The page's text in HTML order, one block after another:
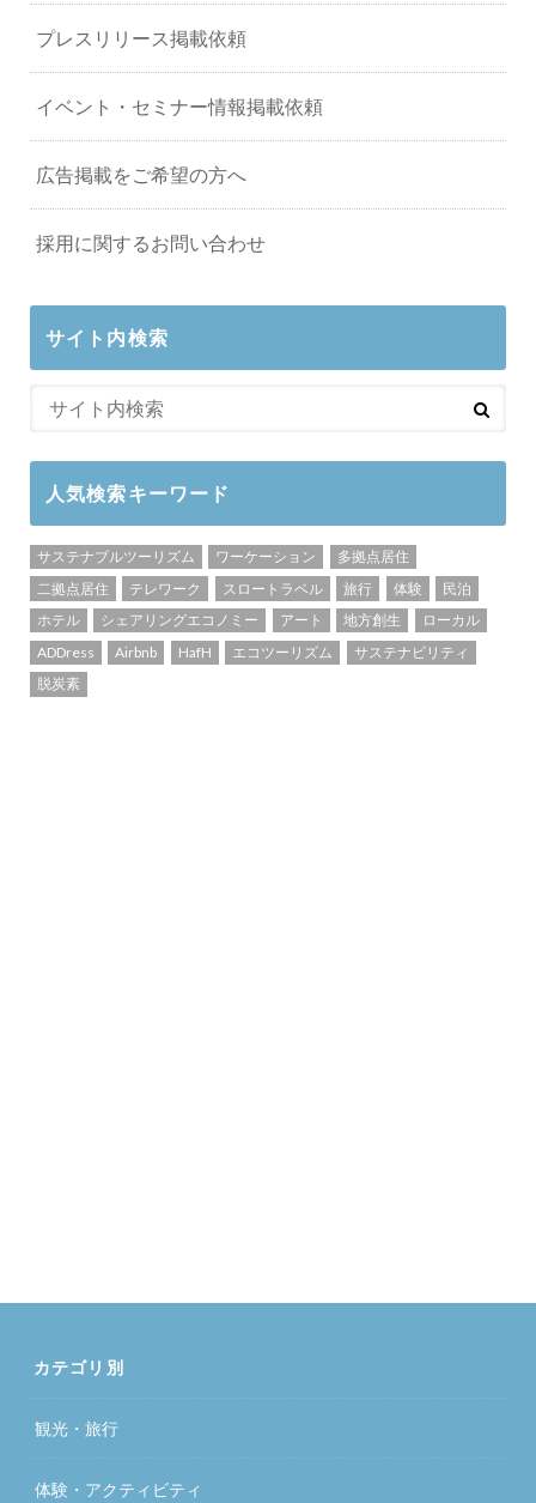
プレスリリース掲載依頼
イベント・セミナー情報掲載依頼
広告掲載をご希望の方へ
採用に関するお問い合わせ
サイト内検索
人気検索キーワード
サステナブルツーリズム ワーケーション
多拠点居住
二拠点居住
テレワーク スロートラベル 旅行 体験
民泊
ホテル
シェアリングエコノミー アート 地方創生
ローカル
ADDress
Airbnb HafH エコツーリズム
サステナビリティ
脱炭素
カテゴリ別
観光・旅行
体験・アクティビティ